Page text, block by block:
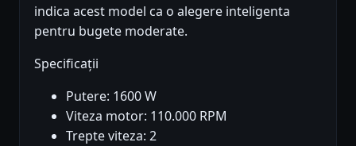
indica acest model ca o alegere inteligenta
pentru bugete moderate.
Specificații
Putere: 1600 W
Viteza motor: 110.000 RPM
Trepte viteza: 2